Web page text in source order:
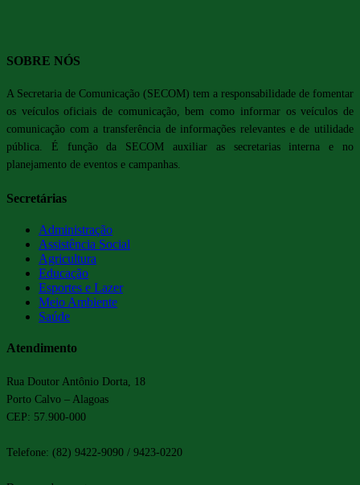
SOBRE NÓS
A Secretaria de Comunicação (SECOM) tem a responsabilidade de fomentar
os veículos oficiais de comunicação, bem como informar os veículos de
comunicação com a transferência de informações relevantes e de utilidade
pública. É função da SECOM auxiliar as secretarias interna e no
planejamento de eventos e campanhas.
Secretárias
Administração
Assistência Social
Agricultura
Educação
Esportes e Lazer
Meio Ambiente
Saúde
Atendimento
Rua Doutor Antônio Dorta, 18
Porto Calvo – Alagoas
CEP: 57.900-000
Telefone: (82) 9422-9090 / 9423-0220